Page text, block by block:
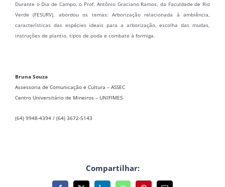
Durante o Dia de Campo, o Prof. Antônio Graciano Ramos, da Faculdade de Rio
Verde (FESURV), abordou os temas: Arborização relacionada à ambiência,
características das espécies ideais para a arborização, escolha das mudas,
instruções de plantio, tipos de poda e combate à formiga.
Bruna Souza
Assessoria de Comunicação e Cultura – ASSEC
Centro Universitário de Mineiros – UNIFIMES
(64) 9948-4394 / (64) 3672-5143
Compartilhar: